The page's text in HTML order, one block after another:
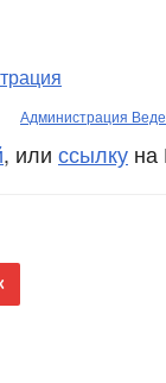
Администрация
, или ссылку на